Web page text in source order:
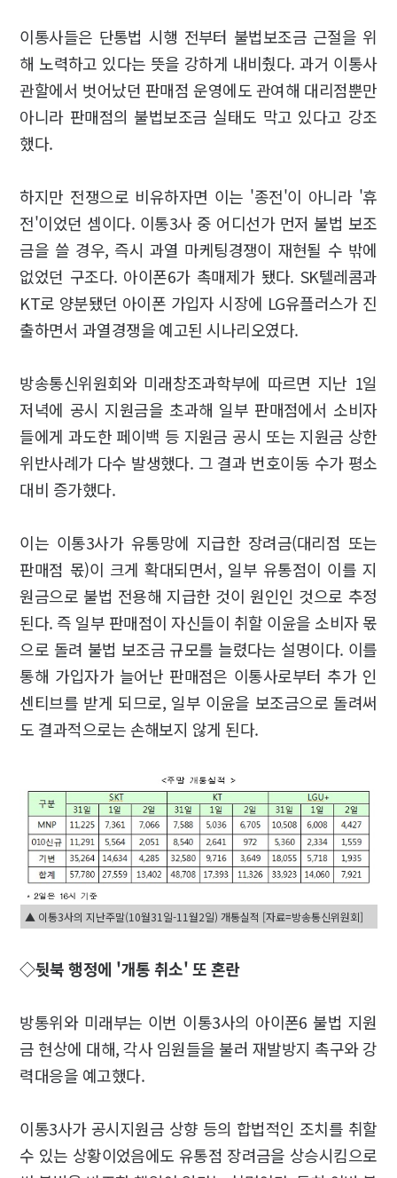
이통사들은 단통법 시행 전부터 불법보조금 근절을 위
해 노력하고 있다는 뜻을 강하게 내비췄다. 과거 이통사
관할에서 벗어났던 판매점 운영에도 관여해 대리점뿐만
아니라 판매점의 불법보조금 실태도 막고 있다고 강조
했다.
하지만 전쟁으로 비유하자면 이는 '종전'이 아니라 '휴
전'이었던 셈이다. 이통3사 중 어디선가 먼저 불법 보조
금을 쓸 경우, 즉시 과열 마케팅경쟁이 재현될 수 밖에
없었던 구조다. 아이폰6가 촉매제가 됐다. SK텔레콤과
KT로 양분됐던 아이폰 가입자 시장에 LG유플러스가 진
출하면서 과열경쟁을 예고된 시나리오였다.
방송통신위원회와 미래창조과학부에 따르면 지난 1일
저녁에 공시 지원금을 초과해 일부 판매점에서 소비자
들에게 과도한 페이백 등 지원금 공시 또는 지원금 상한
위반사례가 다수 발생했다. 그 결과 번호이동 수가 평소
대비 증가했다.
이는 이통3사가 유통망에 지급한 장려금(대리점 또는
판매점 몫)이 크게 확대되면서, 일부 유통점이 이를 지
원금으로 불법 전용해 지급한 것이 원인인 것으로 추정
된다. 즉 일부 판매점이 자신들이 취할 이윤을 소비자 몫
으로 돌려 불법 보조금 규모를 늘렸다는 설명이다. 이를
통해 가입자가 늘어난 판매점은 이통사로부터 추가 인
센티브를 받게 되므로, 일부 이윤을 보조금으로 돌려써
도 결과적으로는 손해보지 않게 된다.
▲ 이통3사의 지난주말(10월31일-11월2일) 개통실적 [자료=방송통신위원회]
◇뒷북 행정에 '개통 취소' 또 혼란
방통위와 미래부는 이번 이통3사의 아이폰6 불법 지원
금 현상에 대해, 각사 임원들을 불러 재발방지 촉구와 강
력대응을 예고했다.
이통3사가 공시지원금 상향 등의 합법적인 조치를 취할
수 있는 상황이었음에도 유통점 장려금을 상승시킴으로